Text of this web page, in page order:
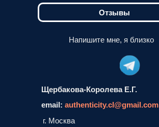
Отзывы
Щербакова-Королева Е.Г.
email: authenticity.cl@gmail.com
г. Москва
Напишите мне, я близко